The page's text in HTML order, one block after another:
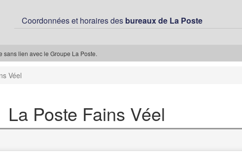
Coordonnées et horaires des bureaux de La Poste
sans lien avec le Groupe La Poste.
Véel
La Poste Fains Véel